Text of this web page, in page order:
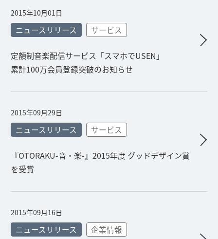
2015年10月01日
ニュースリリース サービス
定額制音楽配信サービス「スマホでUSEN」
累計100万会員登録突破のお知らせ
2015年09月29日
ニュースリリース サービス
『OTORAKU-音・楽-』2015年度 グッドデザイン賞
を受賞
2015年09月16日
ニュースリリース 企業情報